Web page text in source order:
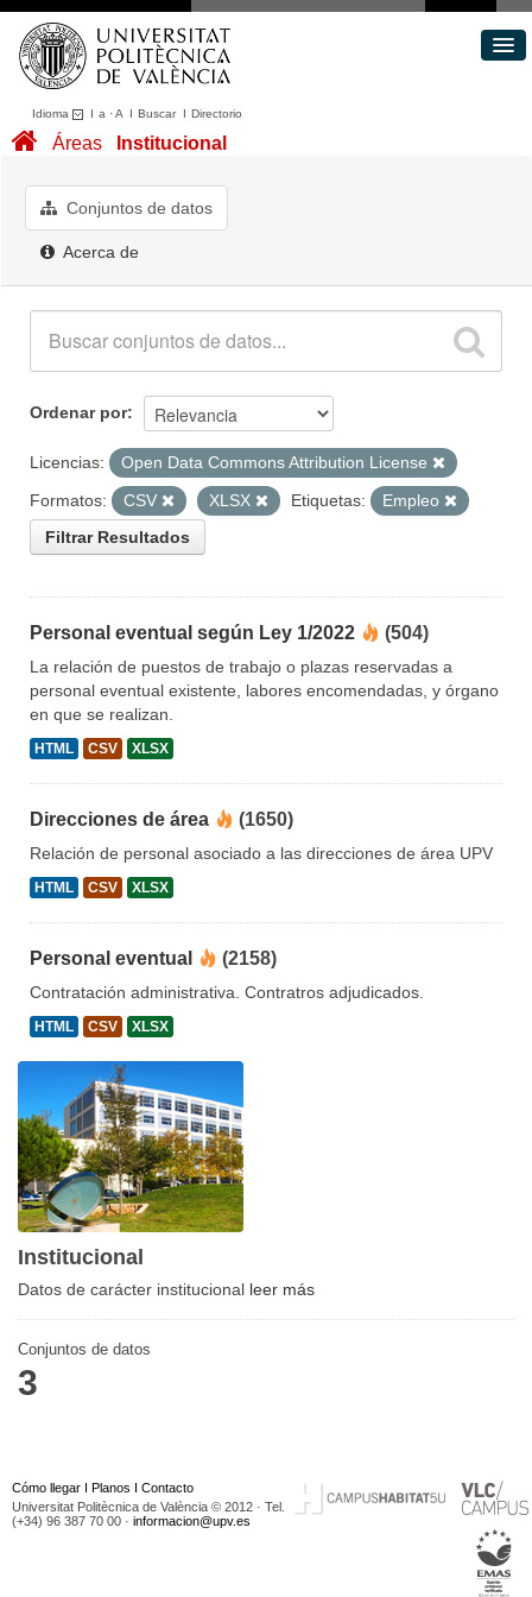
Idioma I a ·A I BuscarI Directorio
Conjuntos de datos
Acerca de
Áreas Institucional
Conjuntos de datos
Acerca de
Ordenar por
Licencias:
Open Data Commons Attribution License
Formatos:
CSV XLSX Etiquetas:
Empleo
Filtrar Resultados
Personal eventual según Ley 1/2022 (504)
La relación de puestos de trabajo o plazas reservadas a
personal eventual existente, labores encomendadas, y órgano
en que se realizan.
HTML CSV XLSX
Direcciones de área (1650)
Relación de personal asociado a las direcciones de área UPV
HTML CSV XLSX
Personal eventual (2158)
Contratación administrativa. Contratros adjudicados.
HTML CSV XLSX
Institucional
Datos de carácter institucional leer más
Conjuntos de datos
3
Cómo llegar I Planos I Contacto
Universitat Politècnica de València © 2012 · Tel.
(+34) 96 387 70 00 · informacion@upv.es